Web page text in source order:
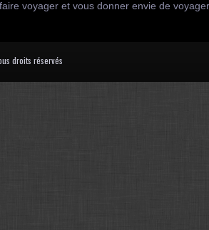
voyager et vous donner envie de
droits réservés